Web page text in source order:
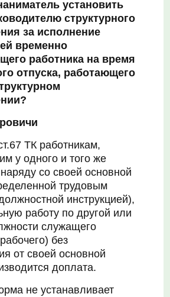
установить
структурного
за исполнение
временно
работника на время
отпуска, работающего
ТК работникам,
у одного и того же
со своей основной
трудовым
инструкцией),
работу по другой или
служащего
без
от своей основной
доплата.
не устанавливает